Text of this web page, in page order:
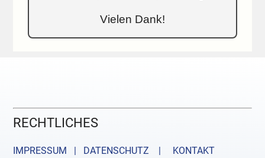
Vielen Dank!
RECHTLICHES
IMPRESSUM | DATENSCHUTZ |
KONTAKT